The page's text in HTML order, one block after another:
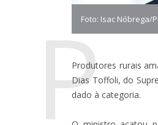
Foto: Isac Nóbrega/
P
Produtores rurais
Dias Toffoli, do
dado à categoria.